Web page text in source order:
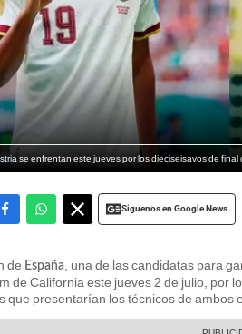
se enfrentan este jueves por los dieciseisavos de
Siguenos en Google News
de España , una de las candidatas para
de California este jueves 2 de julio, por
que presentarían los técnicos de ambos